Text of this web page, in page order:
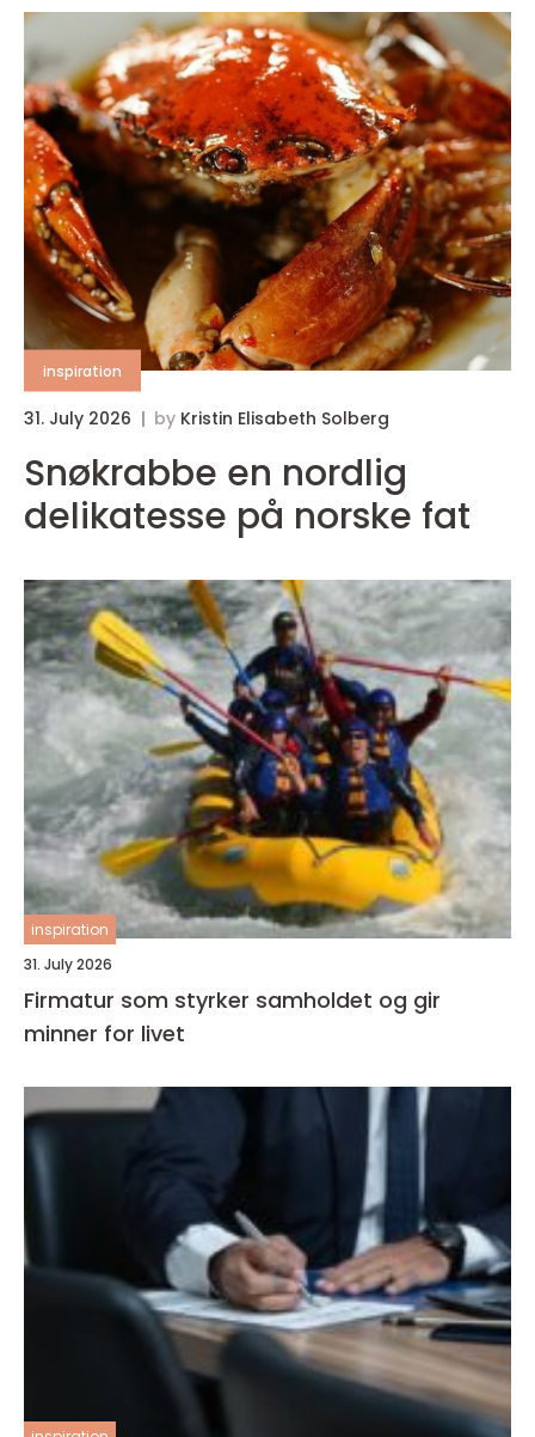
inspiration
31. July 2026 by Kristin Elisabeth Solberg
Snøkrabbe en nordlig
delikatesse på norske fat
inspiration
31. July 2026
Firmatur som styrker samholdet og gir
minner for livet